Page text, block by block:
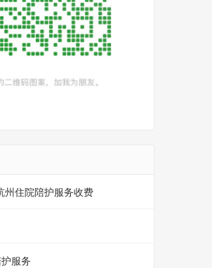
州住院陪护服务收费
服务